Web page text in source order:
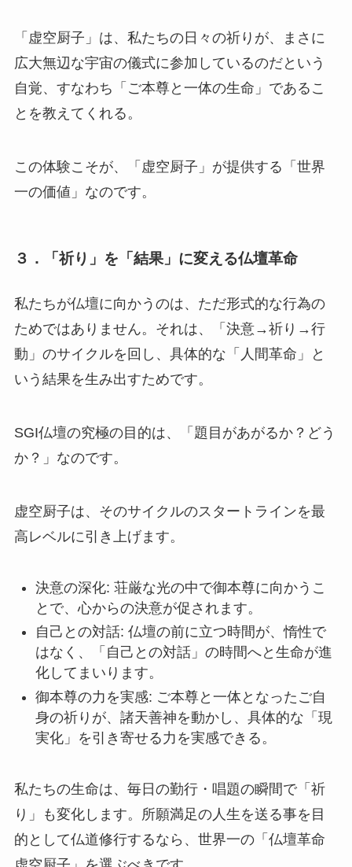
「虚空厨子」は、私たちの日々の祈りが、まさに
広大無辺な宇宙の儀式に参加しているのだという
自覚、すなわち「ご本尊と一体の生命」であるこ
とを教えてくれる。
この体験こそが、「虚空厨子」が提供する「世界
一の価値」なのです。
３．「祈り」を「結果」に変える仏壇革命
私たちが仏壇に向かうのは、ただ形式的な行為の
ためではありません。それは、「決意→祈り→行
動」のサイクルを回し、具体的な「人間革命」と
いう結果を生み出すためです。
SGI仏壇の究極の目的は、「題目があがるか？どう
か？」なのです。
虚空厨子は、そのサイクルのスタートラインを最
高レベルに引き上げます。
決意の深化: 荘厳な光の中で御本尊に向かうこ
とで、心からの決意が促されます。
自己との対話: 仏壇の前に立つ時間が、惰性で
はなく、「自己との対話」の時間へと生命が進
化してまいります。
御本尊の力を実感: ご本尊と一体となったご自
身の祈りが、諸天善神を動かし、具体的な「現
実化」を引き寄せる力を実感できる。
私たちの生命は、毎日の勤行・唱題の瞬間で「祈
り」も変化します。所願満足の人生を送る事を目
的として仏道修行するなら、世界一の「仏壇革命